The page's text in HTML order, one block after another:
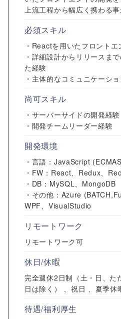
上流工程から幅広く携わる事
必須スキル
・Reactを用いたフロント
・詳細設計からリリースま
た経験
・主体的なコミュニケーシ
尚可スキル
・サーバーサイドの開発経験
・開発チームリーダー経験
開発環境
・言語：JavaScript
・FW：React、Redux、
・DB：MySQL、MongoDB
・その他：Azure
WPF、VisualStudio
リモートワーク
リモートワーク可
休日/休暇
完全週休2日制（土・日、た
日は除く） 、祝日 、夏季休
待遇/福利厚生